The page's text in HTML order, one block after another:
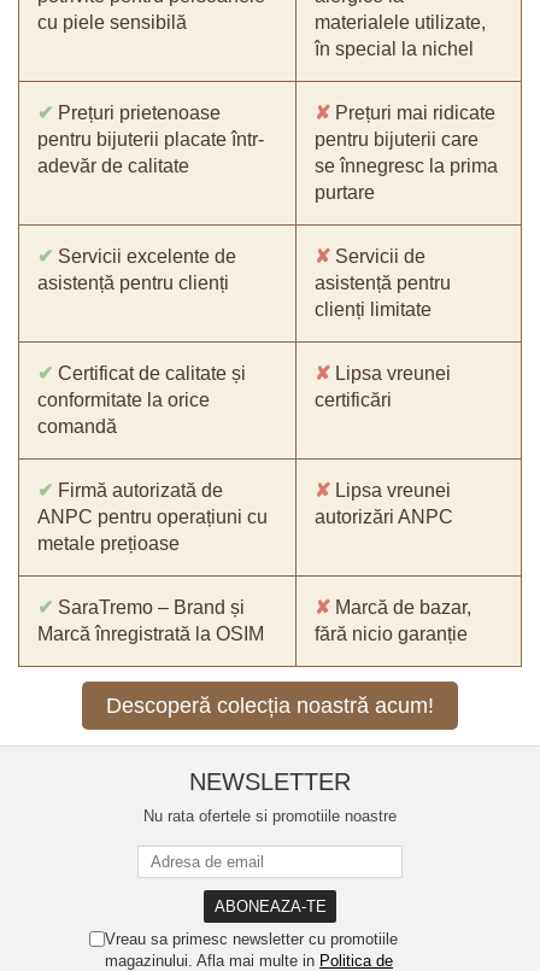
cu piele sensibilă
materialele utilizate,
în special la nichel
✔ Prețuri prietenoase
pentru bijuterii placate într-
adevăr de calitate
✘ Prețuri mai ridicate
pentru bijuterii care
se înnegresc la prima
purtare
✔ Servicii excelente de
asistență pentru clienți
✘ Servicii de
asistență pentru
clienți limitate
✔ Certificat de calitate și
conformitate la orice
comandă
✘ Lipsa vreunei
certificări
✔ Firmă autorizată de
ANPC pentru operațiuni cu
metale prețioase
✘ Lipsa vreunei
autorizări ANPC
✔ SaraTremo – Brand și
Marcă înregistrată la OSIM
✘ Marcă de bazar,
fără nicio garanție
Descoperă colecția noastră acum!
NEWSLETTER
Nu rata ofertele si promotiile noastre
Vreau sa primesc newsletter cu promotiile
magazinului. Afla mai multe in Politica de